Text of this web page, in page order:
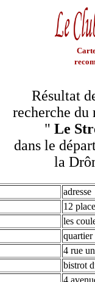
Résultat
recherche du
" Le
dans le
la
adresse
12
les
4 rue
bistrot
4